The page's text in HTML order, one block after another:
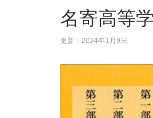
名寄高等
更新：2024年1月9日